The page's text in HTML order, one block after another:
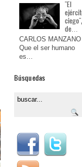
"El
de…
CARLOS MANZANO
Que el ser humano
es…
Búsquedas